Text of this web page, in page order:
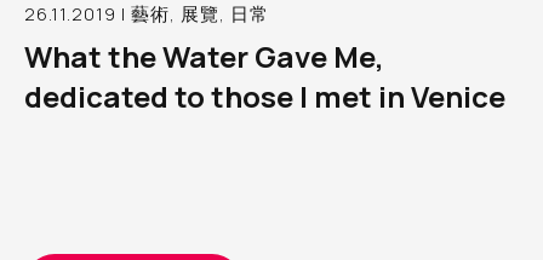
26.11.2019 | 藝術, 展覽, 日常
What the Water Gave Me,
dedicated to those I met in Venice